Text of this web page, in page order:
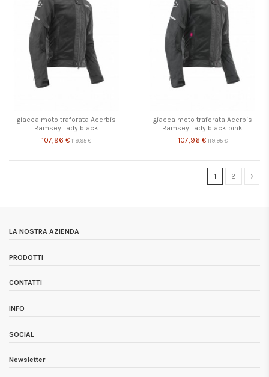
giacca moto traforata Acerbis
Ramsey Lady black
107,96 € 119,95 €
giacca moto traforata Acerbis
Ramsey Lady black pink
107,96 € 119,95 €
1 2
LA NOSTRA AZIENDA
PRODOTTI
CONTATTI
INFO
SOCIAL
Newsletter